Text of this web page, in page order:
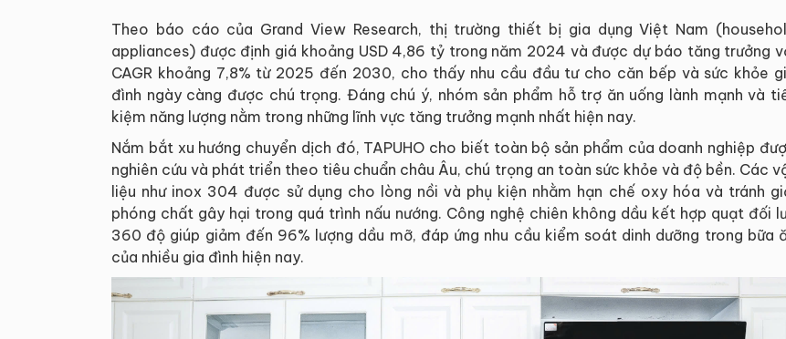
Theo báo cáo của Grand View Research, thị trường thiết bị gia dụng Việt Nam
appliances) được định giá khoảng USD 4,86 tỷ trong năm 2024 và được dự báo tăng trưởng
CAGR khoảng 7,8% từ 2025 đến 2030, cho thấy nhu cầu đầu tư cho căn bếp và sức khỏe
đình ngày càng được chú trọng. Đáng chú ý, nhóm sản phẩm hỗ trợ ăn uống lành mạnh và
kiệm năng lượng nằm trong những lĩnh vực tăng trưởng mạnh nhất hiện nay.
Nắm bắt xu hướng chuyển dịch đó, TAPUHO cho biết toàn bộ sản phẩm của doanh nghiệp
nghiên cứu và phát triển theo tiêu chuẩn châu Âu, chú trọng an toàn sức khỏe và độ bền. Các
liệu như inox 304 được sử dụng cho lòng nồi và phụ kiện nhằm hạn chế oxy hóa và tránh
phóng chất gây hại trong quá trình nấu nướng. Công nghệ chiên không dầu kết hợp quạt đối
360 độ giúp giảm đến 96% lượng dầu mỡ, đáp ứng nhu cầu kiểm soát dinh dưỡng trong bữa
của nhiều gia đình hiện nay.